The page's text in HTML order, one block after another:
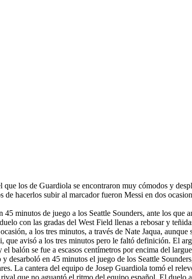
los de Guardiola se encontraron muy cómodos y
hacerlos subir al marcador fueron Messi en dos
minutos de juego a los Seattle Sounders, ante los que
con las gradas del West Field llenas a rebosar y
a los tres minutos, a través de Nate Jaqua,
avisó a los tres minutos pero le faltó definición. El
balón se fue a escasos centímetros por encima del
desarboló en 45 minutos el juego de los Seattle
La cantera del equipo de Josep Guardiola tomó el
que no aguantó el ritmo del equipo español. El duelo